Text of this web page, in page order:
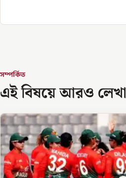
সম্পর্কিত
এই বিষয়ে আরও লেখা